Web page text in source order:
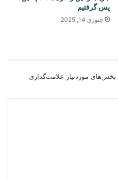
پس گرفتیم
جنوری 14, 2025
بخش‌های موردنیاز علامت‌گذاری